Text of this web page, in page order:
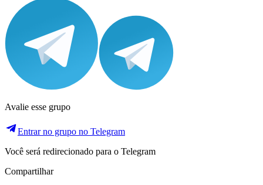
Avalie esse grupo
Entrar no grupo no Telegram
Você será redirecionado para o Telegram
Compartilhar